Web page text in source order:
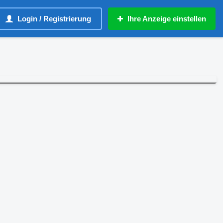
Login / Registrierung Ihre Anzeige einstellen